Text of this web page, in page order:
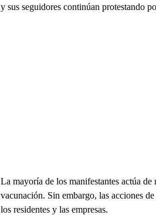
y sus seguidores continúan protestando
La mayoría de los manifestantes actúa
vacunación. Sin embargo, las acciones
los residentes y las empresas.